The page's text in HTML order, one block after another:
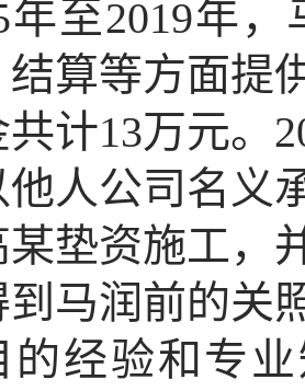
年至2019年
结算等方面提
共计13万元。
他人公司名义
某垫资施工，
到马润前的关
的经验和专